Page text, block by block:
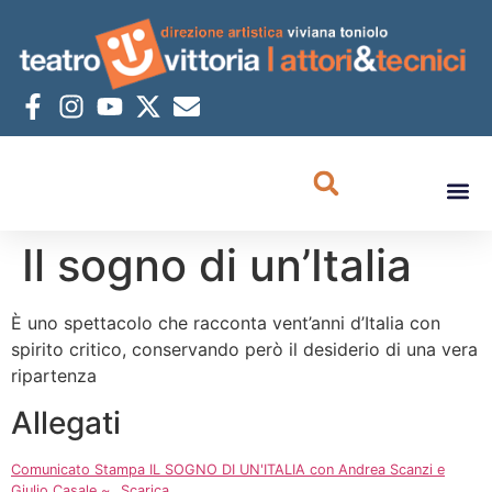
Il sogno di un’Italia
È uno spettacolo che racconta vent’anni d’Italia con
spirito critico, conservando però il desiderio di una vera
ripartenza
Allegati
Comunicato Stampa IL SOGNO DI UN'ITALIA con Andrea Scanzi e